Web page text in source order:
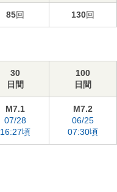
85回 130回
30
日間
100
日間
M7.1
07/28
16:27頃
M7.2
06/25
07:30頃